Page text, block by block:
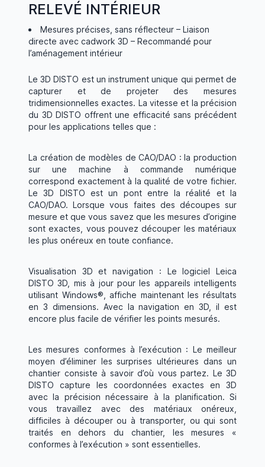
RELEVÉ INTÉRIEUR
Mesures précises, sans réflecteur – Liaison
directe avec cadwork 3D – Recommandé pour
l’aménagement intérieur
Le 3D DISTO est un instrument unique qui permet de
capturer et de projeter des mesures
tridimensionnelles exactes. La vitesse et la précision
du 3D DISTO offrent une efficacité sans précédent
pour les applications telles que :
La création de modèles de CAO/DAO : la production
sur une machine à commande numérique
correspond exactement à la qualité de votre fichier.
Le 3D DISTO est un pont entre la réalité et la
CAO/DAO. Lorsque vous faites des découpes sur
mesure et que vous savez que les mesures d’origine
sont exactes, vous pouvez découper les matériaux
les plus onéreux en toute confiance.
Visualisation 3D et navigation : Le logiciel Leica
DISTO 3D, mis à jour pour les appareils intelligents
utilisant Windows®, affiche maintenant les résultats
en 3 dimensions. Avec la navigation en 3D, il est
encore plus facile de vérifier les points mesurés.
Les mesures conformes à l’exécution : Le meilleur
moyen d’éliminer les surprises ultérieures dans un
chantier consiste à savoir d’où vous partez. Le 3D
DISTO capture les coordonnées exactes en 3D
avec la précision nécessaire à la planification. Si
vous travaillez avec des matériaux onéreux,
difficiles à découper ou à transporter, ou qui sont
traités en dehors du chantier, les mesures «
conformes à l’exécution » sont essentielles.